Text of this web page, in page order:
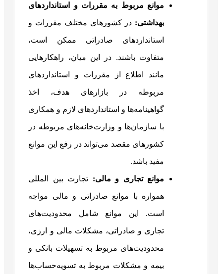
موانع مربوط به مقررات و استانداردهای
بهداشتی: در کشورهای مختلف مقررات و
استانداردهای صادراتی ممکن است،
متفاوت باشند. در این میان، راهکارهایی
مانند اطلاع از مقررات و استانداردهای
مربوطه در بازارهای هدف، اخذ
گواهینامه‌ها و استانداردهای لازم و همکاری
با سازمان‌ها و وزارت‌خانه‌های مربوطه در
کشورهای مقصد می‌تواند در رفع این موانع
مفید باشد.
موانع تجاری و مالی: تجارت بین‌ المللی
همواره با موانع صادراتی و مالی مواجه
است. این موانع شامل محدودیت‌های
تجاری و صادراتی، مشکلات مالی و ارزی،
محدودیت‌های مربوط به تسهیلات بانکی و
بیمه و مشکلات مربوط به تسویه‌حساب‌ها